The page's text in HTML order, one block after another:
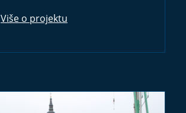
Više o projektu